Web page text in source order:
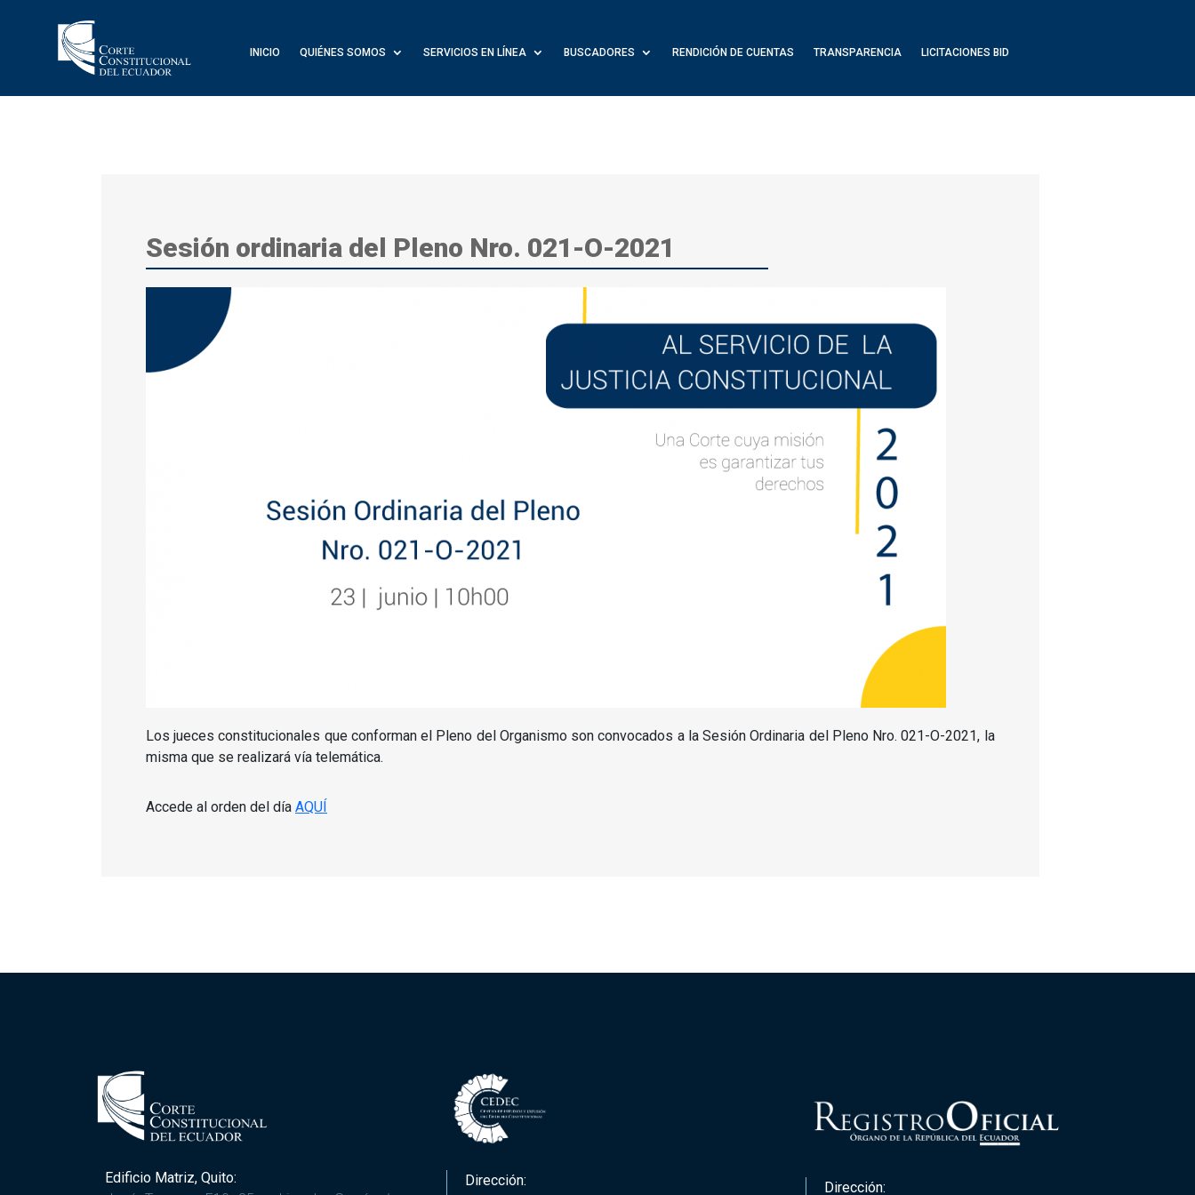
INICIO QUIÉNES SOMOS SERVICIOS EN LÍNEA BUSCADORES RENDICIÓN DE CUENTAS TRANSPARENCIA LICITACIONES BID
Sesión ordinaria del Pleno Nro. 021-O-2021
Los jueces constitucionales que conforman el Pleno del Organismo son convocados a la Sesión Ordinaria del Pleno Nro. 021-O-2021, la
misma que se realizará vía telemática.
Accede al orden del día AQUÍ
Edificio Matriz, Quito:
Dirección:
Dirección: